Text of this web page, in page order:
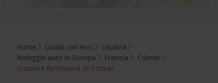
Home Guida con Avis
Località
Noleggio auto in Europa
Francia
Colmar
Stazione ferroviaria di Colmar